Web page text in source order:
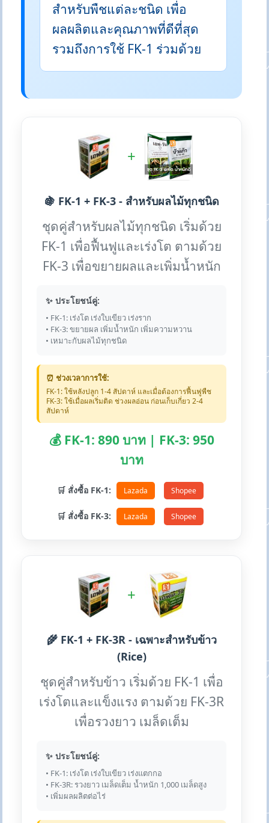
สำหรับพืชแต่ละชนิด เพื่อ
ผลผลิตและคุณภาพที่ดีที่สุด
รวมถึงการใช้ FK-1 ร่วมด้วย
+
🍇 FK-1 + FK-3 - สำหรับผลไม้ทุกชนิด
ชุดคู่สำหรับผลไม้ทุกชนิด เริ่มด้วย
FK-1 เพื่อฟื้นฟูและเร่งโต ตามด้วย
FK-3 เพื่อขยายผลและเพิ่มน้ำหนัก
✨ ประโยชน์คู่:
• FK-1: เร่งโต เร่งใบเขียว เร่งราก
• FK-3: ขยายผล เพิ่มน้ำหนัก เพิ่มความหวาน
• เหมาะกับผลไม้ทุกชนิด
⏰ ช่วงเวลาการใช้:
FK-1: ใช้หลังปลูก 1-4 สัปดาห์ และเมื่อต้องการฟื้นฟูพืช
FK-3: ใช้เมื่อผลเริ่มติด ช่วงผลอ่อน ก่อนเก็บเกี่ยว 2-4
สัปดาห์
💰 FK-1: 890 บาท | FK-3: 950
บาท
🛒 สั่งซื้อ FK-1: Lazada Shopee
🛒 สั่งซื้อ FK-3: Lazada Shopee
+
🌾 FK-1 + FK-3R - เฉพาะสำหรับข้าว
(Rice)
ชุดคู่สำหรับข้าว เริ่มด้วย FK-1 เพื่อ
เร่งโตและแข็งแรง ตามด้วย FK-3R
เพื่อรวงยาว เมล็ดเต็ม
✨ ประโยชน์คู่:
• FK-1: เร่งโต เร่งใบเขียว เร่งแตกกอ
• FK-3R: รวงยาว เมล็ดเต็ม น้ำหนัก 1,000 เมล็ดสูง
• เพิ่มผลผลิตต่อไร่